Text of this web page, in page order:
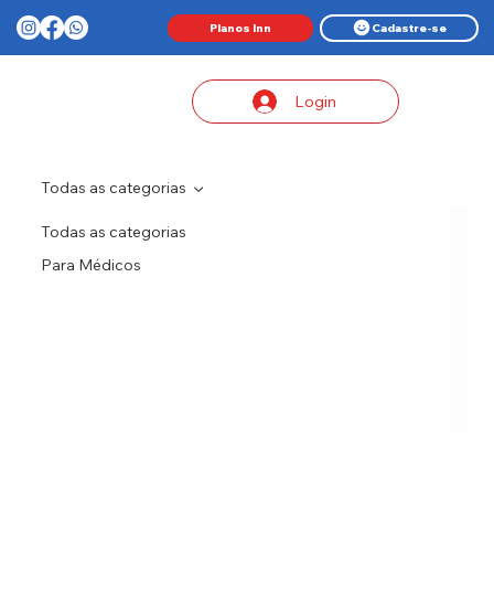
Todas as categorias
Para Médicos
Todas as categorias
Login
Planos Inn Cadastre-se